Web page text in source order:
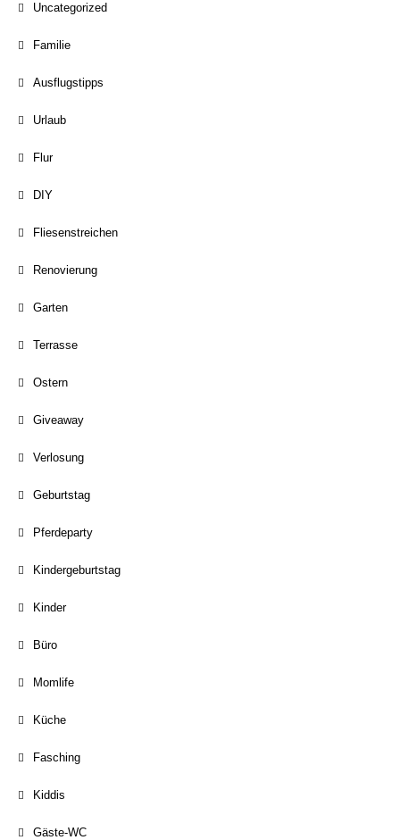
Uncategorized
Familie
Ausflugstipps
Urlaub
Flur
DIY
Fliesenstreichen
Renovierung
Garten
Terrasse
Ostern
Giveaway
Verlosung
Geburtstag
Pferdeparty
Kindergeburtstag
Kinder
Büro
Momlife
Küche
Fasching
Kiddis
Gäste-WC